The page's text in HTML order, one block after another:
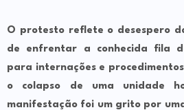
O protesto reflete o desespero
de enfrentar a conhecida fila
para internações e
o colapso de uma unidade
manifestação foi um grito por